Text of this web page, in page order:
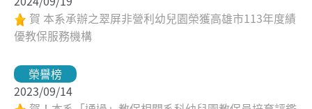
賀 本系承辦之翠屏非營利幼兒園榮獲高雄市113年度績
優教保服務機構
榮譽榜
2023/09/14